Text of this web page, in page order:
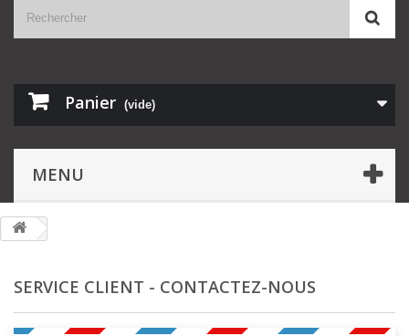
Panier (vide)
MENU
SERVICE CLIENT - CONTACTEZ-NOUS